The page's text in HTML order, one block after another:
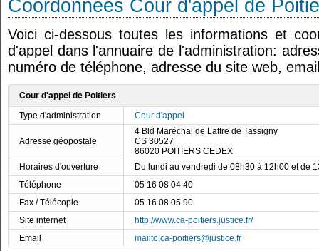
Coordonnées Cour d'appel de
Voici ci-dessous toutes les informations et
d'appel dans l'annuaire de l'administration:
numéro de téléphone, adresse du site web,
Cour d'appel de Poitiers
Type d'administration
Cour d'appel
Adresse géopostale
4 Bld Maréchal de Lattre de Tassigny
CS 30527
86020 POITIERS CEDEX
Horaires d'ouverture
Du lundi au vendredi de 08h30 à 12h00 et de
Téléphone
05 16 08 04 40
Fax / Télécopie
05 16 08 05 90
Site internet
http://www.ca-poitiers.justice.fr/
Email
mailto:ca-poitiers@justice.fr